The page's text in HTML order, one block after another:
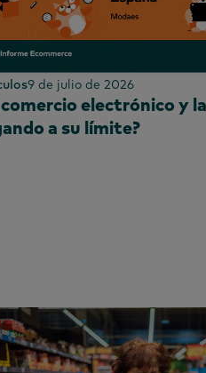
9 de julio de 2026
comercio electrónico y
a su límite?